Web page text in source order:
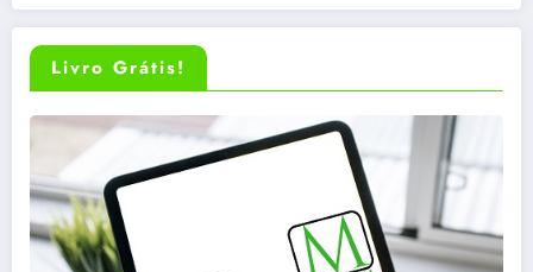
Livro Grátis!